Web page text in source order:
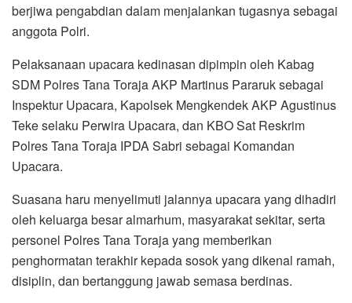
berjiwa pengabdian dalam menjalankan tugasnya sebagai
anggota Polri.
Pelaksanaan upacara kedinasan dipimpin oleh Kabag
SDM Polres Tana Toraja AKP Martinus Pararuk sebagai
Inspektur Upacara, Kapolsek Mengkendek AKP Agustinus
Teke selaku Perwira Upacara, dan KBO Sat Reskrim
Polres Tana Toraja IPDA Sabri sebagai Komandan
Upacara.
Suasana haru menyelimuti jalannya upacara yang dihadiri
oleh keluarga besar almarhum, masyarakat sekitar, serta
personel Polres Tana Toraja yang memberikan
penghormatan terakhir kepada sosok yang dikenal ramah,
disiplin, dan bertanggung jawab semasa berdinas.